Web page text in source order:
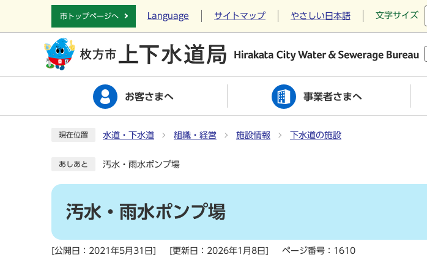
市トップページへ Language サイトマップ やさしい日本語 文字サイズ
お客さまへ 事業者さまへ
現在位置 水道・下水道 組織・経営 施設情報 下水道の施設
あしあと 汚水・雨水ポンプ場
汚水・雨水ポンプ場
[公開日：2021年5月31日] [更新日：2026年1月8日] ページ番号：1610